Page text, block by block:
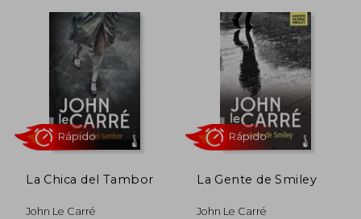
9,69 €
La Chica del Tambor
John Le Carré
La Gente de Smiley
John Le Carré